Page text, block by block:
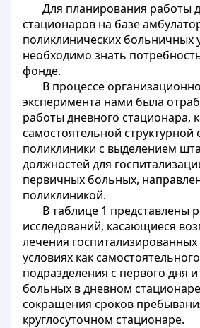
Для планирования работы
стационаров на базе
поликлинических больничных
необходимо знать
фонде.
В процессе
эксперимента нами была
работы дневного стационара,
самостоятельной структурной
поликлиники с выделением
должностей для
первичных больных,
поликлиникой.
В таблице 1 представлены
исследований, касающиеся
лечения
условиях как
подразделения с первого дня
больных в дневном
сокращения сроков
круглосуточном стационаре.